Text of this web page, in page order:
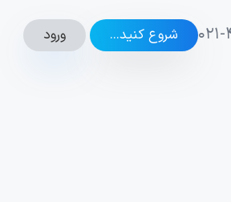
شروع کنید... ورود